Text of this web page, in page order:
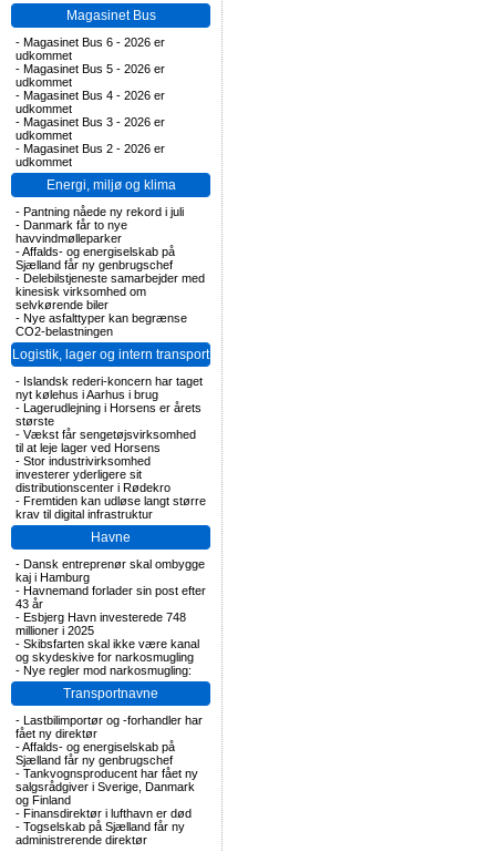
Magasinet Bus
- Magasinet Bus 6 - 2026 er
udkommet
- Magasinet Bus 5 - 2026 er
udkommet
- Magasinet Bus 4 - 2026 er
udkommet
- Magasinet Bus 3 - 2026 er
udkommet
- Magasinet Bus 2 - 2026 er
udkommet
Energi, miljø og klima
- Pantning nåede ny rekord i juli
- Danmark får to nye
havvindmølleparker
-Affalds- og energiselskab på
Sjælland får ny genbrugschef
- Delebilstjeneste samarbejder med
kinesisk virksomhed om
selvkørende biler
- Nye asfalttyper kan begrænse
CO2-belastningen
Logistik, lager og intern transport
- Islandsk rederi-koncern har taget
nyt kølehus i Aarhus i brug
- Lagerudlejning i Horsens er årets
største
- Vækst får sengetøjsvirksomhed
til at leje lager ved Horsens
- Stor industrivirksomhed
investerer yderligere sit
distributionscenter i Rødekro
- Fremtiden kan udløse langt større
krav til digital infrastruktur
Havne
- Dansk entreprenør skal ombygge
kaj i Hamburg
- Havnemand forlader sin post efter
43 år
- Esbjerg Havn investerede 748
millioner i 2025
- Skibsfarten skal ikke være kanal
og skydeskive for narkosmugling
- Nye regler mod narkosmugling:
Transportnavne
- Lastbilimportør og -forhandler har
fået ny direktør
-Affalds- og energiselskab på
Sjælland får ny genbrugschef
- Tankvognsproducent har fået ny
salgsrådgiver i Sverige, Danmark
og Finland
- Finansdirektør i lufthavn er død
- Togselskab på Sjælland får ny
administrerende direktør